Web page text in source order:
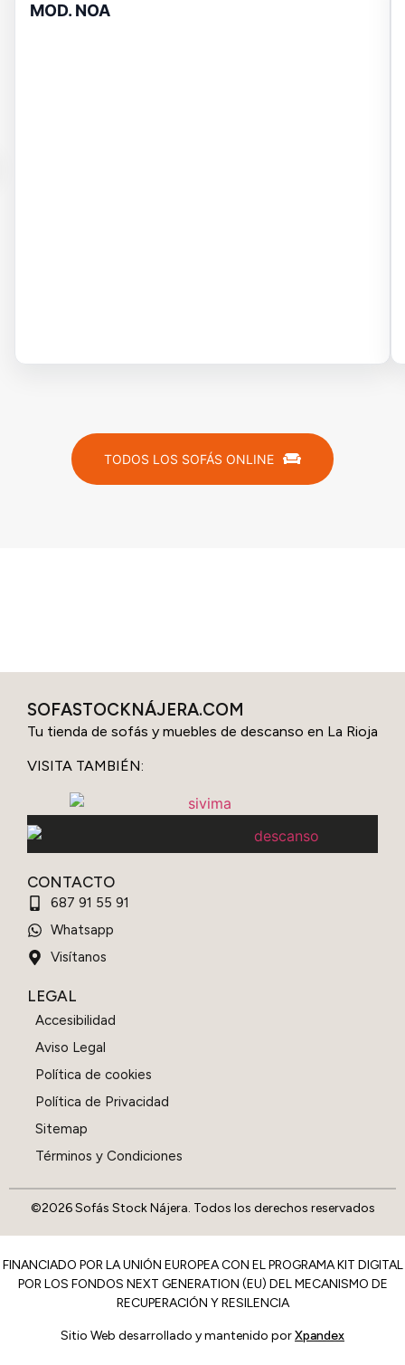
MOD. NOA
TODOS LOS SOFÁS ONLINE
SOFASTOCKNÁJERA.COM
Tu tienda de sofás y muebles de descanso en La Rioja
VISITA TAMBIÉN:
CONTACTO
687 91 55 91
Whatsapp
Visítanos
LEGAL
Accesibilidad
Aviso Legal
Política de cookies
Política de Privacidad
Sitemap
Términos y Condiciones
©2026 Sofás Stock Nájera. Todos los derechos reservados
FINANCIADO POR LA UNIÓN EUROPEA CON EL PROGRAMA KIT DIGITAL
POR LOS FONDOS NEXT GENERATION (EU) DEL MECANISMO DE
RECUPERACIÓN Y RESILENCIA
Sitio Web desarrollado y mantenido porXpandex